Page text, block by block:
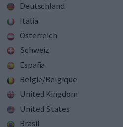
Deutschland
Italia
Österreich
Schweiz
España
België/Belgique
United Kingdom
United States
Brasil